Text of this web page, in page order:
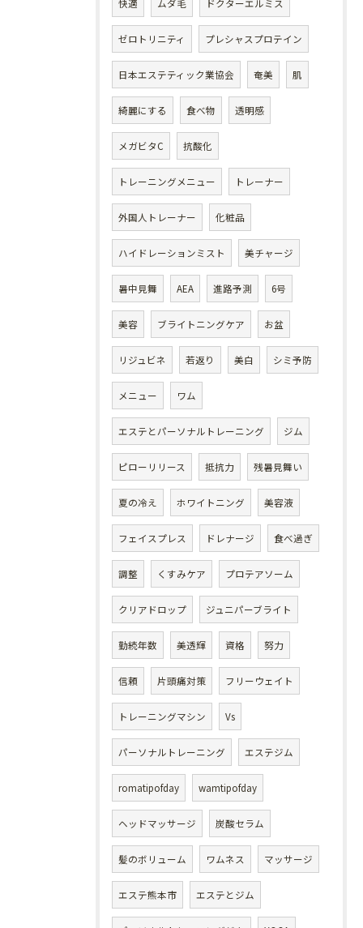
快適 ムダ毛 ドクターエルミス
ゼロトリニティ プレシャスプロテイン
日本エステティック業協会 奄美 肌
綺麗にする 食べ物 透明感
メガビタC 抗酸化
トレーニングメニュー トレーナー
外国人トレーナー 化粧品
ハイドレーションミスト 美チャージ
暑中見舞 AEA 進路予測 6号
美容 ブライトニングケア お盆
リジュビネ 若返り 美白 シミ予防
メニュー ワム
エステとパーソナルトレーニング ジム
ピローリリース 抵抗力 残暑見舞い
夏の冷え ホワイトニング 美容液
フェイスプレス ドレナージ 食べ過ぎ
調整 くすみケア プロテアソーム
クリアドロップ ジュニパーブライト
勤続年数 美透輝 資格 努力
信頼 片頭痛対策 フリーウェイト
トレーニングマシン Vs
パーソナルトレーニング エステジム
romatipofday wamtipofday
ヘッドマッサージ 炭酸セラム
髪のボリューム ワムネス マッサージ
エステ熊本市 エステとジム